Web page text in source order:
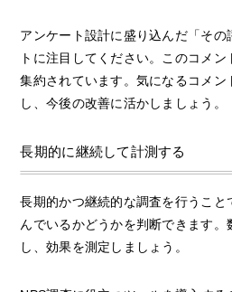
アンケート設計に盛り込んだ「その
トに注目してください。このコメ
集約されています。気になるコメ
し、今後の改善に活かしましょう。
長期的に継続して計測する
長期的かつ継続的な調査を行うこと
んでいるかどうかを判断できます
し、効果を測定しましょう。